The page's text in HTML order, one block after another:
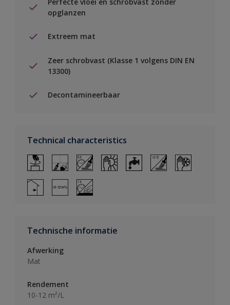
opglanzen
Extreem mat
Zeer schrobvast (Klasse 1 volgens DIN EN
13300)
Decontamineerbaar
Technical characteristics
Technische informatie
Afwerking
Mat
Rendement
10-12 m²/L